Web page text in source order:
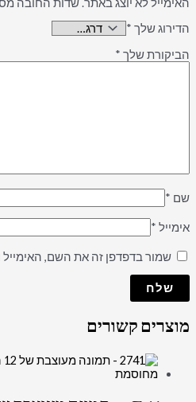
הדירוג שלך *
הביקורת שלך *
שם *
אימייל *
שמור בדפדפן זה את השם,
מוצרים קשורים